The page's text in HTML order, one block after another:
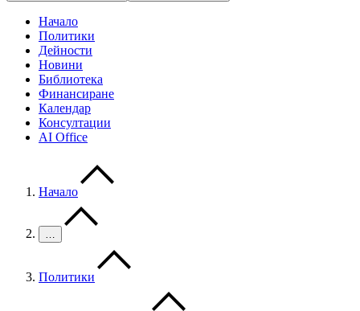
Начало
Политики
Дейности
Новини
Библиотека
Финансиране
Календар
Консултации
AI Office
Начало
…
Политики